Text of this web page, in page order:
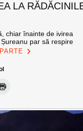
LA
chiar înainte de ivirea
par să respire